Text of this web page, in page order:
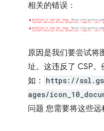
相关的错误：
原因是我们要尝试将
址。这违反了 CSP。
如：
https://
ages/
问题 您需要将这些